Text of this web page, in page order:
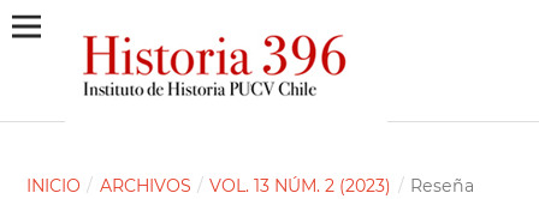
INICIO / ARCHIVOS / VOL. 13 NÚM. 2 (2023) / Reseña